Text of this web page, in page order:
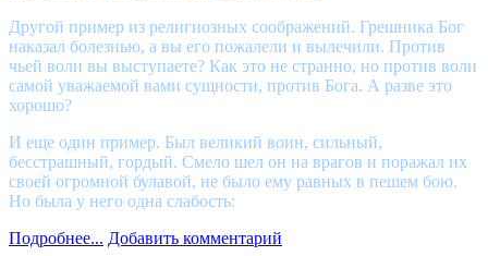
Другой пример из религиозных соображений. Грешника Бог
наказал болезнью, а вы его пожалели и вылечили. Против
чьей воли вы выступаете? Как это не странно, но против воли
самой уважаемой вами сущности, против Бога. А разве это
хорошо?
И еще один пример. Был великий воин, сильный,
бесстрашный, гордый. Смело шел он на врагов и поражал их
своей огромной булавой, не было ему равных в пешем бою.
Но была у него одна слабость:
Подробнее... Добавить комментарий